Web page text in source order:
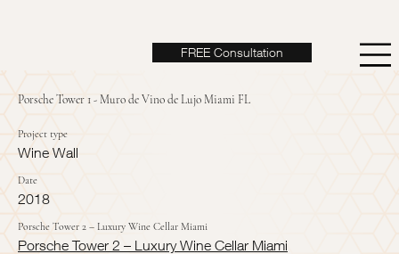
FREE Consultation
Porsche Tower 1 - Muro de Vino de Lujo Miami FL
Project type
Wine Wall
Date
2018
Porsche Tower 2 – Luxury Wine Cellar Miami
Porsche Tower 2 – Luxury Wine Cellar Miami